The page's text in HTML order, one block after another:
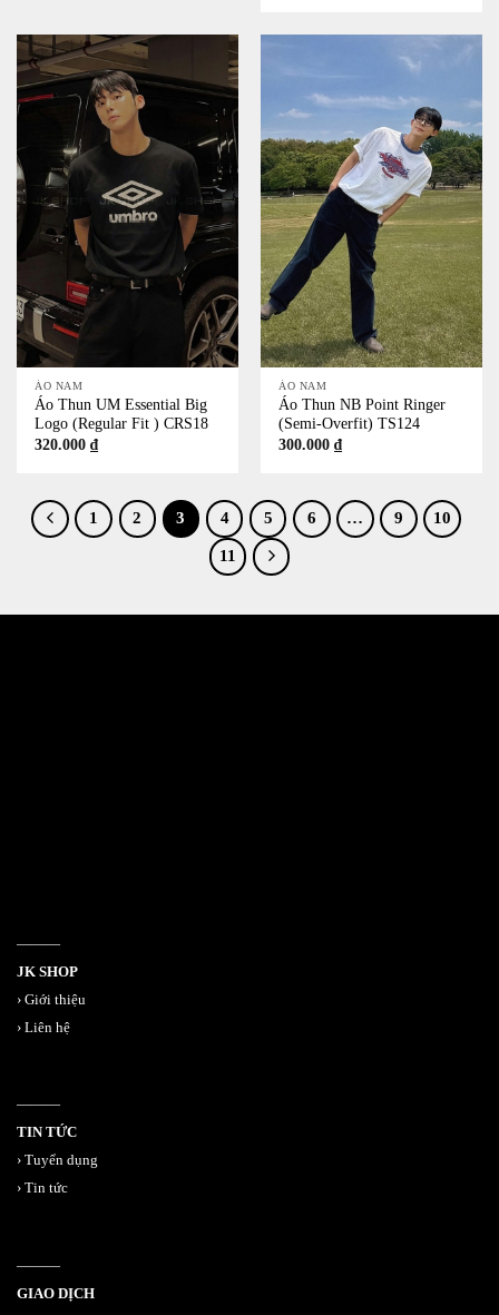
ÁO NAM
Áo Thun UM Essential Big
Logo (Regular Fit ) CRS18
320.000₫
ÁO NAM
Áo Thun NB Point Ringer
(Semi-Overfit) TS124
300.000₫
1 2 3 4 5 6 … 9 10
11
———
JK SHOP
› Giới thiệu
› Liên hệ
———
TIN TỨC
› Tuyển dụng
› Tin tức
———
GIAO DỊCH